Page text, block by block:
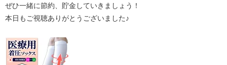
ぜひ一緒に節約、貯金していきましょう！
本日もご視聴ありがとうございました♪